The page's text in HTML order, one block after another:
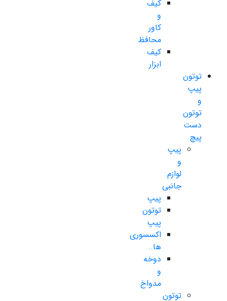
کیف
و
کاور
محافظ
کیف
ابزار
توتون
پیپ
و
توتون
دست
پیچ
پیپ
و
لوازم
جانبی
پیپ
توتون
پیپ
اکسسوری
ها..
دوخه
و
مدواخ
توتون